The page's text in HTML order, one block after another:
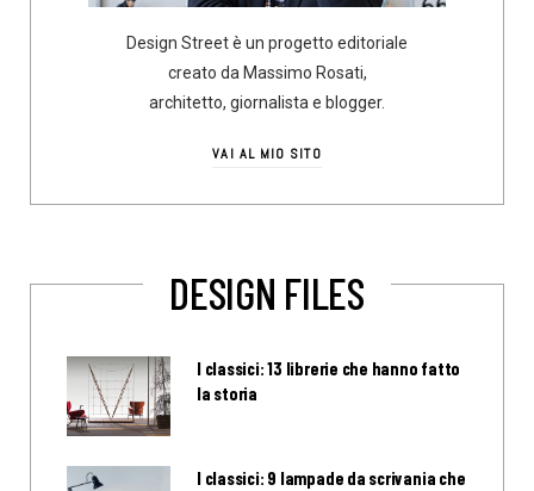
Design Street è un progetto editoriale
creato da Massimo Rosati,
architetto, giornalista e blogger.
VAI AL MIO SITO
DESIGN FILES
I classici: 13 librerie che hanno fatto
la storia
I classici: 9 lampade da scrivania che